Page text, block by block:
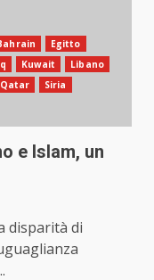
Egitto
Kuwait
Libano
Qatar
Siria
e Islam, un
disparità di